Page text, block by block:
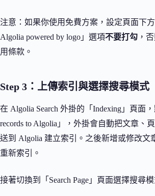
注意：如果你使用免費方案，設定頁面下方
Algolia powered by logo」選項不要打勾 ，
用條款。
Step 3：上傳索引與選擇搜尋模式
在 Algolia Search 外掛的「Indexing」頁面
records to Algolia」，外掛會自動把文章、
送到 Algolia 建立索引。之後新增或修改文
重新索引。
接著切換到「Search Page」頁面選擇搜尋模